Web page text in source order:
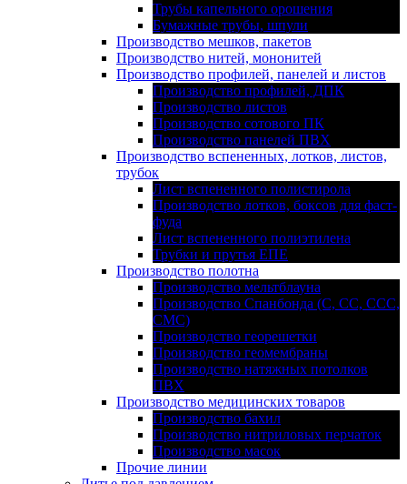
Трубы капельного орошения
Бумажные трубы, шпули
Производство мешков, пакетов
Производство нитей, мононитей
Производство профилей, панелей и листов
Производство профилей, ДПК
Производство листов
Производство сотового ПК
Производство панелей ПВХ
Производство вспененных, лотков, листов,
трубок
Лист вспененного полистирола
Производство лотков, боксов для фаст-
фуда
Лист вспененного полиэтилена
Трубки и прутья ЕПЕ
Производство полотна
Производство мельтблауна
Производство Спанбонда (С, СС, ССС,
СМС)
Производство георешетки
Производство геомембраны
Производство натяжных потолков
ПВХ
Производство медицинских товаров
Производство бахил
Производство нитриловых перчаток
Производство масок
Прочие линии